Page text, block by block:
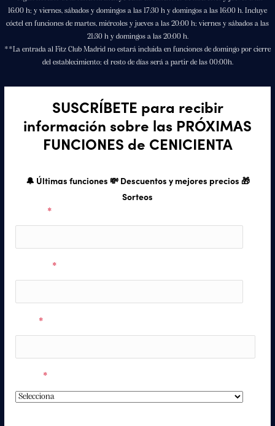
16:00 h; y viernes, sábados y domingos a las 17:30 h y domingos a las 16:00 h. Incluye
cóctel en funciones de martes, miércoles y jueves a las 20:00 h; viernes y sábados a las
21:30 h y domingos a las 20:00 h.
**La entrada al Fitz Club Madrid no estará incluida en funciones de domingo por cierre
del establecimiento; el resto de días será a partir de las 00:00h.
SUSCRÍBETE para recibir
información sobre las PRÓXIMAS
FUNCIONES de CENICIENTA
🔔 Últimas funciones 💸 Descuentos y mejores precios 🎁
Sorteos
*
*
*
*